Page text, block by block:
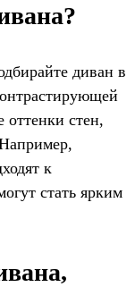
диван в
стен,
к
стать ярким